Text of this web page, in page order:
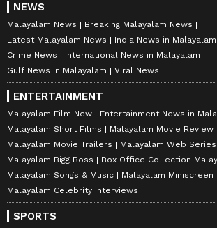
NEWS
Malayalam News
Breaking Malayalam News
Latest Malayalam News
India News in Malayalam
Crime News
International News in Malayalam
Gulf News in Malayalam
Viral News
ENTERTAINMENT
Malayalam Film New
Entertainment News in
Malayalam Short Films
Malayalam Movie Review
Malayalam Movie Trailers
Malayalam Web Series
Malayalam Bigg Boss
Box Office Collection
Malayalam Songs & Music
Malayalam Miniscreen
Malayalam Celebrity Interviews
SPORTS